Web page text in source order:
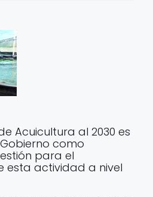
Acuicultura al 2030 es
como
para el
esta actividad a nivel